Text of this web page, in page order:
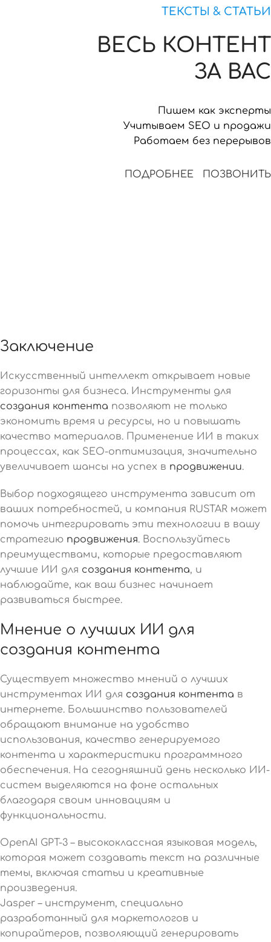
ТЕКСТЫ & СТАТЬИ
ВЕСЬ КОНТЕНТ
ЗА ВАС
Пишем как эксперты
Учитываем SEO и продажи
Работаем без перерывов
ПОДРОБНЕЕ ПОЗВОНИТЬ
Заключение
Искусственный интеллект открывает новые
горизонты для бизнеса. Инструменты для
создания контента позволяют не только
экономить время и ресурсы, но и повышать
качество материалов. Применение ИИ в таких
процессах, как SEO-оптимизация, значительно
увеличивает шансы на успех в продвижении.
Выбор подходящего инструмента зависит от
ваших потребностей, и компания RUSTAR может
помочь интегрировать эти технологии в вашу
стратегию продвижения. Воспользуйтесь
преимуществами, которые предоставляют
лучшие ИИ для создания контента, и
наблюдайте, как ваш бизнес начинает
развиваться быстрее.
Мнение о лучших ИИ для
создания контента
Существует множество мнений о лучших
инструментах ИИ для создания контента в
интернете. Большинство пользователей
обращают внимание на удобство
использования, качество генерируемого
контента и характеристики программного
обеспечения. На сегодняшний день несколько ИИ-
систем выделяются на фоне остальных
благодаря своим инновациям и
функциональности.
OpenAI GPT-3 – высококлассная языковая модель,
которая может создавать текст на различные
темы, включая статьи и креативные
произведения.
Jasper – инструмент, специально
разработанный для маркетологов и
копирайтеров, позволяющий генерировать